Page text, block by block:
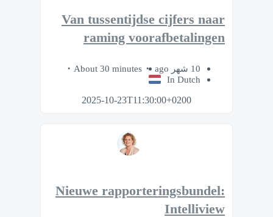
Van tussentijdse cijfers naar
raming voorafbetalingen
10 شهر ago
About 30 minutes
In Dutch
2025-10-23T11:30:00+0200
Nieuwe rapporteringsbundel:
Intelliview